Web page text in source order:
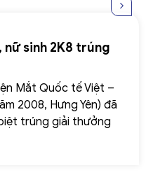
nữ sinh 2K8 trúng
Mắt Quốc tế Việt –
2008, Hưng Yên) đã
trúng giải thưởng